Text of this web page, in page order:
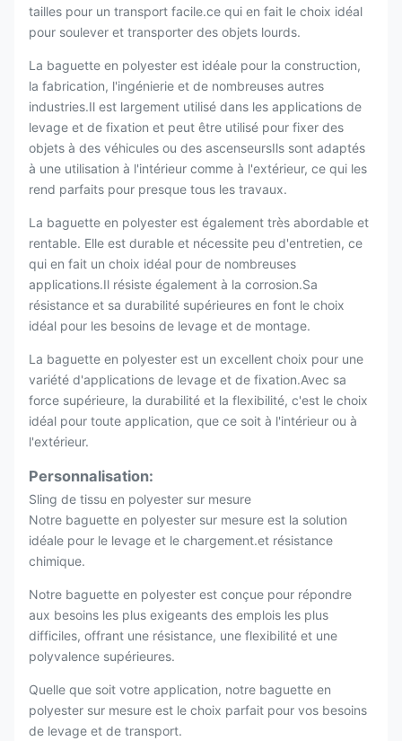
tailles pour un transport facile.ce qui en fait le choix idéal
pour soulever et transporter des objets lourds.
La baguette en polyester est idéale pour la construction,
la fabrication, l'ingénierie et de nombreuses autres
industries.Il est largement utilisé dans les applications de
levage et de fixation et peut être utilisé pour fixer des
objets à des véhicules ou des ascenseursIls sont adaptés
à une utilisation à l'intérieur comme à l'extérieur, ce qui les
rend parfaits pour presque tous les travaux.
La baguette en polyester est également très abordable et
rentable. Elle est durable et nécessite peu d'entretien, ce
qui en fait un choix idéal pour de nombreuses
applications.Il résiste également à la corrosion.Sa
résistance et sa durabilité supérieures en font le choix
idéal pour les besoins de levage et de montage.
La baguette en polyester est un excellent choix pour une
variété d'applications de levage et de fixation.Avec sa
force supérieure, la durabilité et la flexibilité, c'est le choix
idéal pour toute application, que ce soit à l'intérieur ou à
l'extérieur.
Personnalisation:
Sling de tissu en polyester sur mesure
Notre baguette en polyester sur mesure est la solution
idéale pour le levage et le chargement.et résistance
chimique.
Notre baguette en polyester est conçue pour répondre
aux besoins les plus exigeants des emplois les plus
difficiles, offrant une résistance, une flexibilité et une
polyvalence supérieures.
Quelle que soit votre application, notre baguette en
polyester sur mesure est le choix parfait pour vos besoins
de levage et de transport.